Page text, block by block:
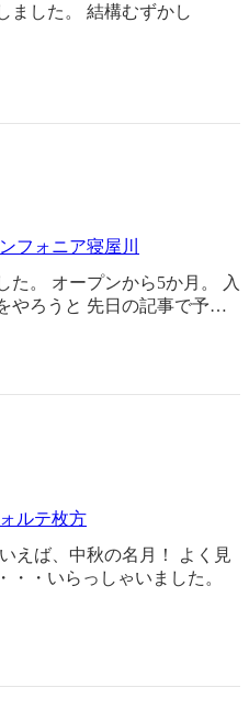
ました。 結構むずかし
フォニア寝屋川
た。 オープンから5か月。 入
やろうと 先日の記事で予…
ルテ枚方
えば、中秋の名月！ よく見
・・いらっしゃいました。